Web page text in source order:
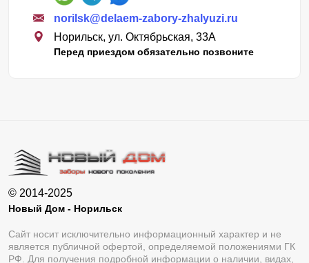
norilsk@delaem-zabory-zhalyuzi.ru
Норильск, ул. Октябрьская, 33А
Перед приездом обязательно позвоните
© 2014-2025
Новый Дом - Норильск
Сайт носит исключительно информационный характер и не
является публичной офертой, определяемой положениями ГК
РФ. Для получения подробной информации о наличии, видах,